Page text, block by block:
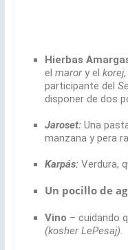
Hierbas
el marory el korej
participante del
disponer de dos
Jaroset: Una
manzana y pera
Karpás: Verdura,
Un pocillo de
Vino – cuidando
(kosher LePesaj).